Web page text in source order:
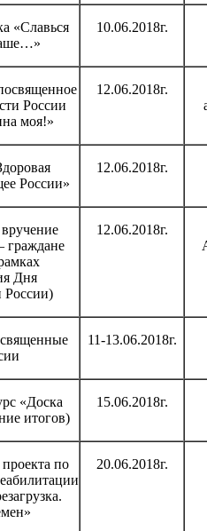
«Славься
10.06.2018г.
России
моя!»
12.06.2018г.
России»
12.06.2018г.
граждане
Дня
России)
12.06.2018г.
11-13.06.2018г.
«Доска
итогов)
15.06.2018г.
по
20.06.2018г.